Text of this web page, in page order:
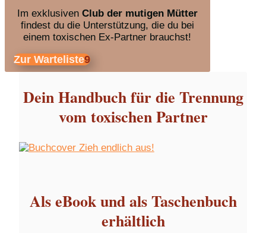
Im exklusiven Club der mutigen Mütter
findest du die Unterstützung, die du bei
einem toxischen Ex-Partner brauchst!
Zur Warteliste
Dein Handbuch für die Trennung
vom toxischen Partner
Als eBook und als Taschenbuch
erhältlich